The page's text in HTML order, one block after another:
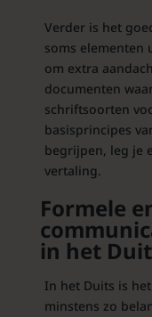
Verder is het
soms elementen
om extra
documenten
schriftsoorten
basisprincipes
begrijpen, leg je
vertaling.
Formele
in het
In het Duits is
minstens zo